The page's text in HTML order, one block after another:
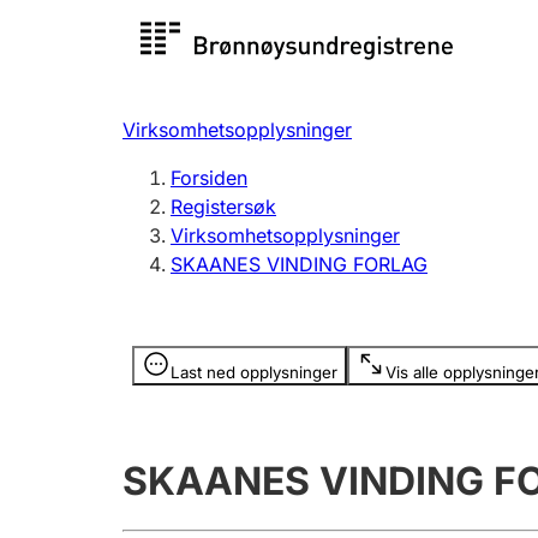
Registersøk
Registrere, endre, slette
Virksomhetsopplysninger
Forsiden
Registersøk
Virksomhetsopplysninger
SKAANES VINDING FORLAG
Last ned opplysninger Vis alle
Opplysninger er skjult
SKAANES VINDING